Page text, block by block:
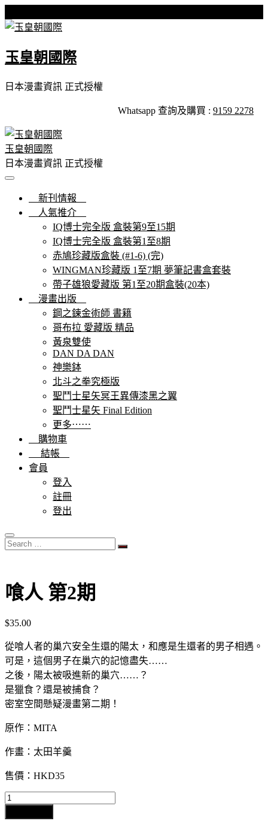
to
content
玉皇朝國際
日本漫畫資訊 正式授權
Whatsapp 查詢及購買 : 9159 2278
玉皇朝國際
日本漫畫資訊 正式授權
新刊情報
人氣推介
IQ博士完全版 盒裝第9至15期
IQ博士完全版 盒裝第1至8期
赤鳩珍藏版盒裝 (#1-6) (完)
WINGMAN珍藏版 1至7期 夢筆記書盒套裝
帶子雄狼愛藏版 第1至20期盒裝(20本)
漫畫出版
鋼之鍊金術師 書籍
哥布拉 愛藏版 精品
黃泉雙使
DAN DA DAN
神樂鉢
北斗之拳究極版
聖鬥士星矢冥王異傳漆黑之翼
聖鬥士星矢 Final Edition
更多⋯⋯
購物車
結帳
會員
登入
註冊
登出
Search
…
喰人 第2期
$35.00
從喰人者的巢穴安全生還的陽太，和應是生還者的男子相遇 。
可是，這個男子在巢穴的記憶盡失……
之後，陽太被吸進新的巢穴……？
是獵食？還是被捕食？
密室空間懸疑漫畫第二期！
原作：MITA
作畫：太田羊羹
售價： HKD35
喰